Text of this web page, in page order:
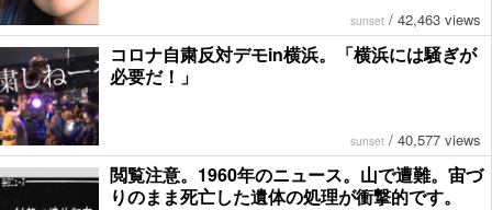
sunset / 42,463 views
コロナ自粛反対デモin横浜。「横浜には騒ぎが
必要だ！」
sunset / 40,577 views
閲覧注意。1960年のニュース。山で遭難。宙づ
りのまま死亡した遺体の処理が衝撃的です。